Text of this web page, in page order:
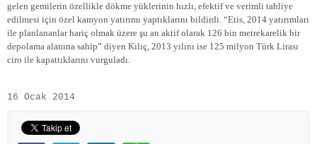
gelen gemilerin özellikle dökme yüklerinin hızlı, efektif ve verimli tahliye
edilmesi için özel kamyon yatırımı yaptıklarını bildirdi. “Etis, 2014 yatırımları
ile planlananlar hariç olmak üzere şu an aktif olarak 126 bin metrekarelik bir
depolama alanına sahip” diyen Kılıç, 2013 yılını ise 125 milyon Türk Lirası
ciro ile kapattıklarını vurguladı.
16 Ocak 2014